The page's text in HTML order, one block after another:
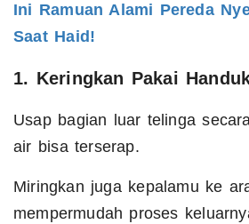
Ini Ramuan Alami Pereda
Saat Haid!
1. Keringkan Pakai
Usap bagian luar telinga
air bisa terserap.
Miringkan juga kepalamu ke
mempermudah proses